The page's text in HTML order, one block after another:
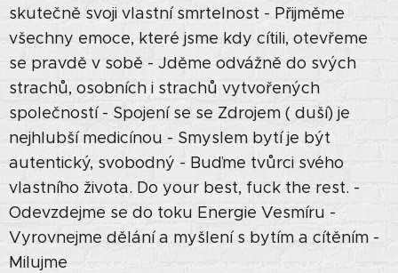
skutečně svoji vlastní smrtelnost - Přijměme
všechny emoce, které jsme kdy cítili, otevřeme
se pravdě v sobě - Jděme odvážně do svých
strachů, osobních i strachů vytvořených
společností - Spojení se se Zdrojem ( duší) je
nejhlubší medicínou - Smyslem bytí je být
autentický, svobodný - Buďme tvůrci svého
vlastního života. Do your best, fuck the rest. -
Odevzdejme se do toku Energie Vesmíru -
Vyrovnejme dělání a myšlení s bytím a cítěním -
Milujme